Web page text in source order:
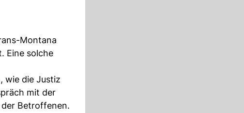
Montana
Eine solche
wie die Justiz
mit der
Betroffenen.